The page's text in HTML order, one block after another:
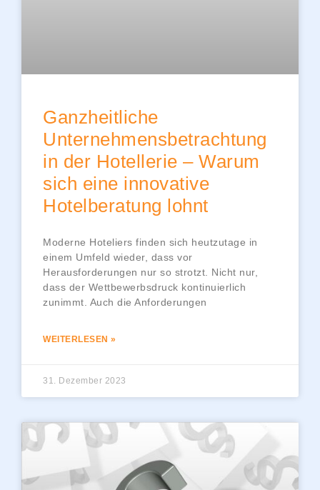
Ganzheitliche
Unternehmensbetrachtung
in der Hotellerie – Warum
sich eine innovative
Hotelberatung lohnt
Moderne Hoteliers finden sich heutzutage in
einem Umfeld wieder, dass vor
Herausforderungen nur so strotzt. Nicht nur,
dass der Wettbewerbsdruck kontinuierlich
zunimmt. Auch die Anforderungen
WEITERLESEN »
31. Dezember 2023